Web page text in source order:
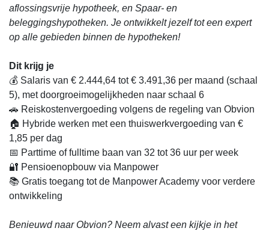
aflossingsvrije hypotheek, en Spaar- en
beleggingshypotheken. Je ontwikkelt jezelf tot een expert
op alle gebieden binnen de hypotheken!
Dit krijg je
💰 Salaris van € 2.444,64 tot € 3.491,36 per maand (schaal
5), met doorgroeimogelijkheden naar schaal 6
🚗 Reiskostenvergoeding volgens de regeling van Obvion
🏠 Hybride werken met een thuiswerkvergoeding van €
1,85 per dag
📅 Parttime of fulltime baan van 32 tot 36 uur per week
🔐 Pensioenopbouw via Manpower
📚 Gratis toegang tot de Manpower Academy voor verdere
ontwikkeling
Benieuwd naar Obvion? Neem alvast een kijkje in het